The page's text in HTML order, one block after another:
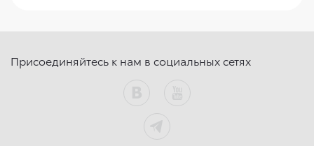
Присоединяйтесь к нам в социальных сетях